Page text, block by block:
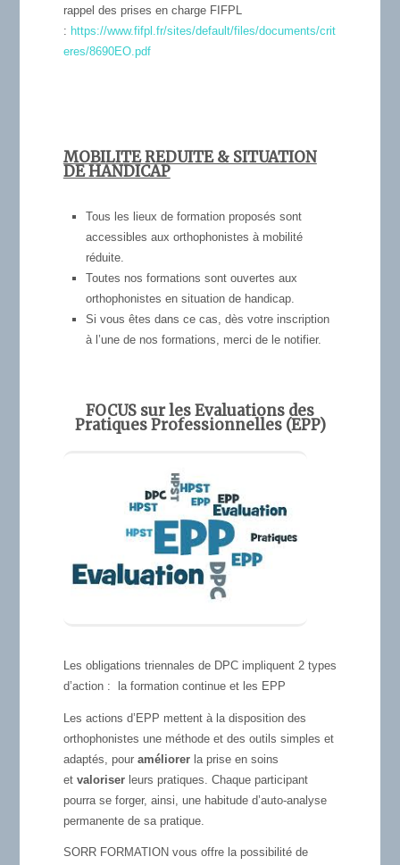
rappel des prises en charge FIFPL
: https://www.fifpl.fr/sites/default/files/documents/crit
eres/8690EO.pdf
MOBILITE REDUITE & SITUATION
DE HANDICAP
Tous les lieux de formation proposés sont
accessibles aux orthophonistes à mobilité
réduite.
Toutes nos formations sont ouvertes aux
orthophonistes en situation de handicap.
Si vous êtes dans ce cas, dès votre inscription
à l’une de nos formations, merci de le notifier.
FOCUS sur les Evaluations des
Pratiques Professionnelles (EPP)
Les obligations triennales de DPC impliquent 2 types
d’action : la formation continue et les EPP
Les actions d’EPP mettent à la disposition des
orthophonistes une méthode et des outils simples et
adaptés, pour améliorerla prise en soins
et valoriserleurs pratiques. Chaque participant
pourra se forger, ainsi, une habitude d’auto-analyse
permanente de sa pratique.
SORR FORMATION vous offre la possibilité de